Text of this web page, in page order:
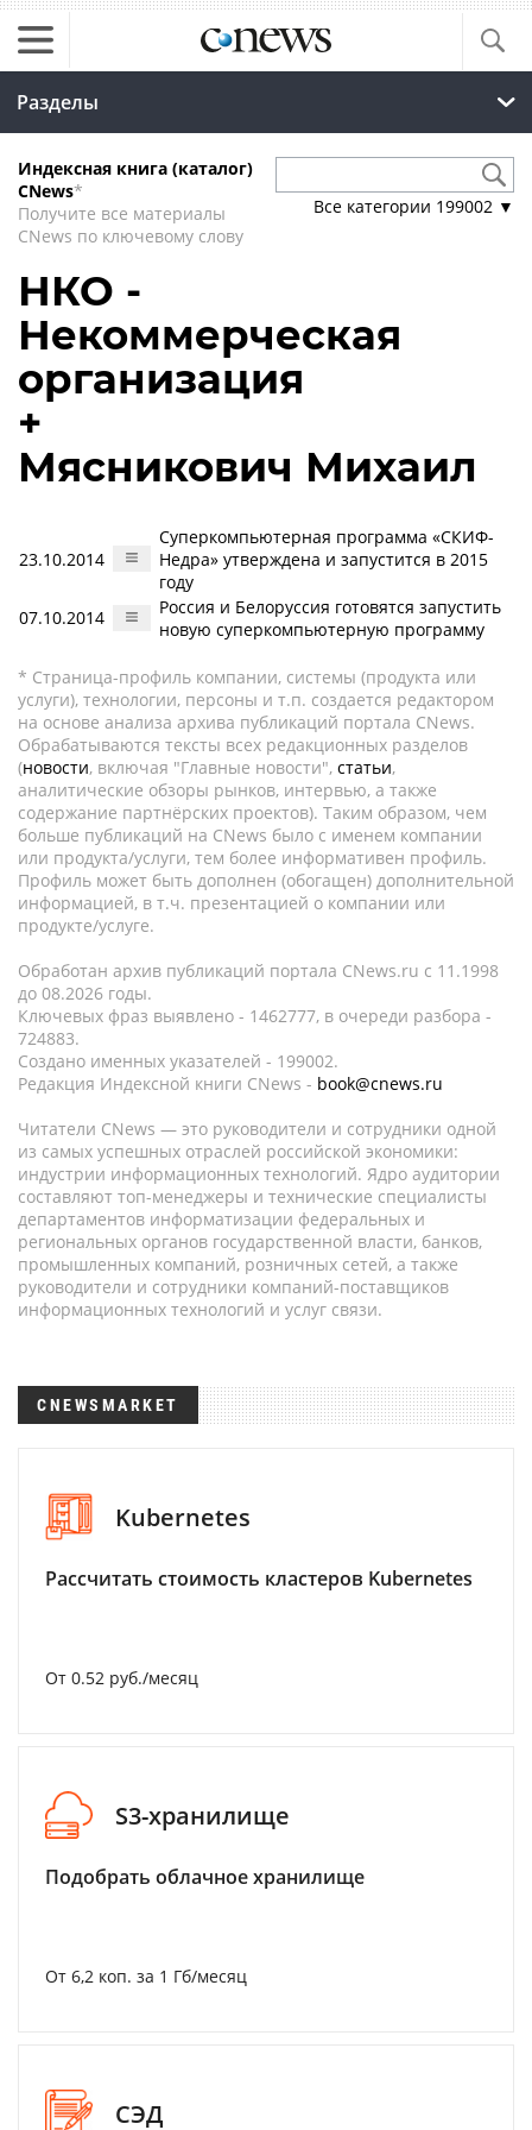
Разделы
Индексная книга (каталог)
CNews*
Получите все материалы
CNews по ключевому слову
Все категории 199002 ▼
НКО -
Некоммерческая
организация
+
Мясникович Михаил
23.10.2014
Суперкомпьютерная программа «СКИФ-
Недра» утверждена и запустится в 2015
году
07.10.2014
Россия и Белоруссия готовятся запустить
новую суперкомпьютерную программу
* Страница-профиль компании, системы (продукта или
услуги), технологии, персоны и т.п. создается редактором
на основе анализа архива публикаций портала CNews.
Обрабатываются тексты всех редакционных разделов
(новости, включая "Главные новости", статьи,
аналитические обзоры рынков, интервью, а также
содержание партнёрских проектов). Таким образом, чем
больше публикаций на CNews было с именем компании
или продукта/услуги, тем более информативен профиль.
Профиль может быть дополнен (обогащен) дополнительной
информацией, в т.ч. презентацией о компании или
продукте/услуге.
Обработан архив публикаций портала CNews.ru c 11.1998
до 08.2026 годы.
Ключевых фраз выявлено - 1462777, в очереди разбора -
724883.
Создано именных указателей - 199002.
Редакция Индексной книги CNews - book@cnews.ru
Читатели CNews — это руководители и сотрудники одной
из самых успешных отраслей российской экономики:
индустрии информационных технологий. Ядро аудитории
составляют топ-менеджеры и технические специалисты
департаментов информатизации федеральных и
региональных органов государственной власти, банков,
промышленных компаний, розничных сетей, а также
руководители и сотрудники компаний-поставщиков
информационных технологий и услуг связи.
CNEWSMARKET
Kubernetes
Рассчитать стоимость кластеров Kubernetes
От 0.52 руб./месяц
S3-хранилище
Подобрать облачное хранилище
От 6,2 коп. за 1 Гб/месяц
СЭД